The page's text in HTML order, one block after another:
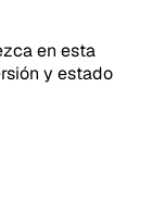
en esta
y estado